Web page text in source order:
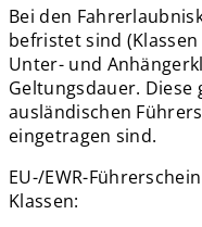
Bei den
befristet sind
Unter- und
Geltungsdauer. Diese
ausländischen
eingetragen sind.
EU-/EWR-
Klassen: